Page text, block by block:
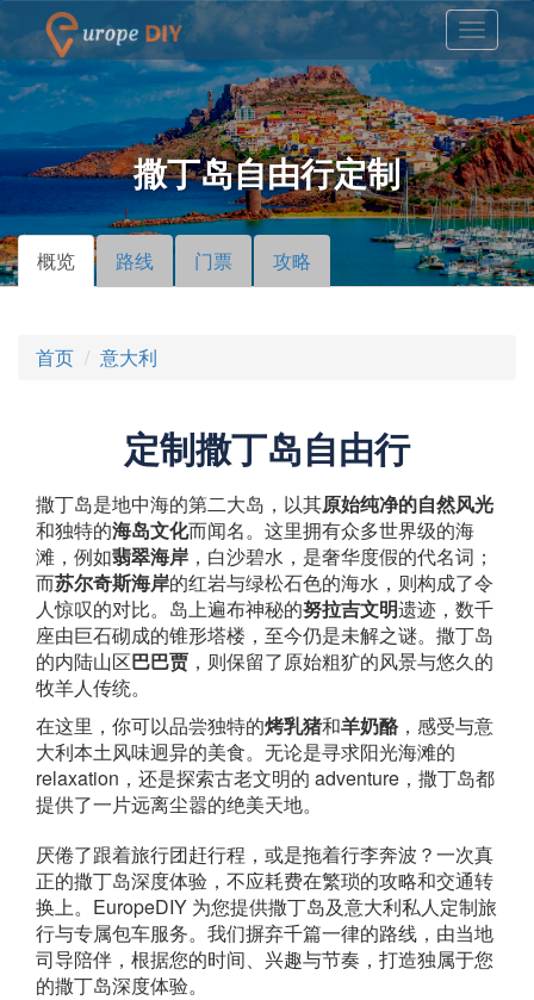
撒丁岛自由行定制
主标签
概览 （活
动标
路线 门票 攻略
首页 意大利
定制撒丁岛自由行
撒丁岛是地中海的第二大岛，以其原始纯净的自然风光
和独特的海岛文化而闻名。这里拥有众多世界级的海
滩，例如翡翠海岸 ，白沙碧水，是奢华度假的代名词；
而苏尔奇斯海岸的红岩与绿松石色的海水，则构成了令
人惊叹的对比。岛上遍布神秘的努拉吉文明遗迹，数千
座由巨石砌成的锥形塔楼，至今仍是未解之谜。撒丁岛
的内陆山区巴巴贾 ，则保留了原始粗犷的风景与悠久的
牧羊人传统。
在这里，你可以品尝独特的烤乳猪和羊奶酪，感受与意
大利本土风味迥异的美食。无论是寻求阳光海滩的
relaxation，还是探索古老文明的 adventure，撒丁岛都
提供了一片远离尘嚣的绝美天地。
厌倦了跟着旅行团赶行程，或是拖着行李奔波？一次真
正的撒丁岛深度体验，不应耗费在繁琐的攻略和交通转
换上。EuropeDIY 为您提供撒丁岛及意大利私人定制旅
行与专属包车服务。我们摒弃千篇一律的路线，由当地
司导陪伴，根据您的时间、兴趣与节奏，打造独属于您
的撒丁岛深度体验。